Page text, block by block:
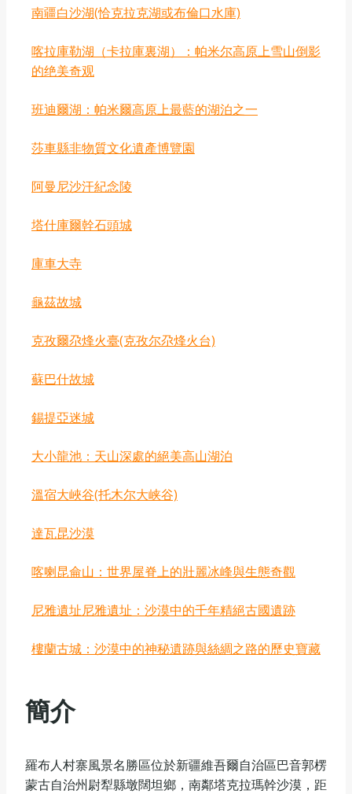
‌南疆白沙湖‌(恰克拉克湖或布倫口水庫)
喀拉庫勒湖（卡拉庫裏湖）：帕米尔高原上雪山倒影
的绝美奇观
班迪爾湖：帕米爾高原上最藍的湖泊之一
莎車縣非物質文化遺產博覽園
阿曼尼沙汗紀念陵
塔什庫爾幹石頭城
‌庫車大寺
龜茲故城
克孜爾尕烽火臺(克孜尔尕烽火台)
蘇巴什故城
錫提亞迷城
‌大小龍池：天山深處的絕美高山湖泊
‌溫宿大峽谷(托木尔大峡谷)
達瓦昆沙漠
喀喇昆侖山：世界屋脊上的壯麗冰峰與生態奇觀
尼雅遺址尼雅遺址：沙漠中的千年精絕古國遺跡
樓蘭古城：沙漠中的神秘遺跡與絲綢之路的歷史寶藏
簡介
羅布人村寨風景名勝區位於新疆維吾爾自治區巴音郭楞
蒙古自治州尉犁縣墩闊坦鄉，南鄰塔克拉瑪幹沙漠，距